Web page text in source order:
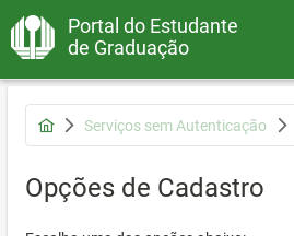
Portal do Estudante
de Graduação
Serviços sem Autenticação
Opções de Cadastro